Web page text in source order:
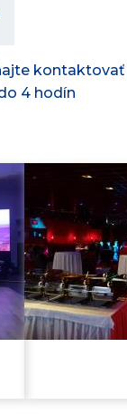
kontaktovať
4 hodín